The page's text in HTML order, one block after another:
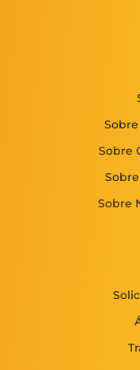
Sobre
Sobre